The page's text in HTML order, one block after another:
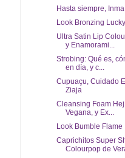
Hasta siempre,
Look Bronzing
Ultra Satin Lip
y Enamorami...
Strobing: Qué es,
en día, y c...
Cupuaçu, Cuidado
Ziaja
Cleansing Foam
Vegana, y Ex...
Look Bumble Flame
Caprichitos Super
Colourpop de